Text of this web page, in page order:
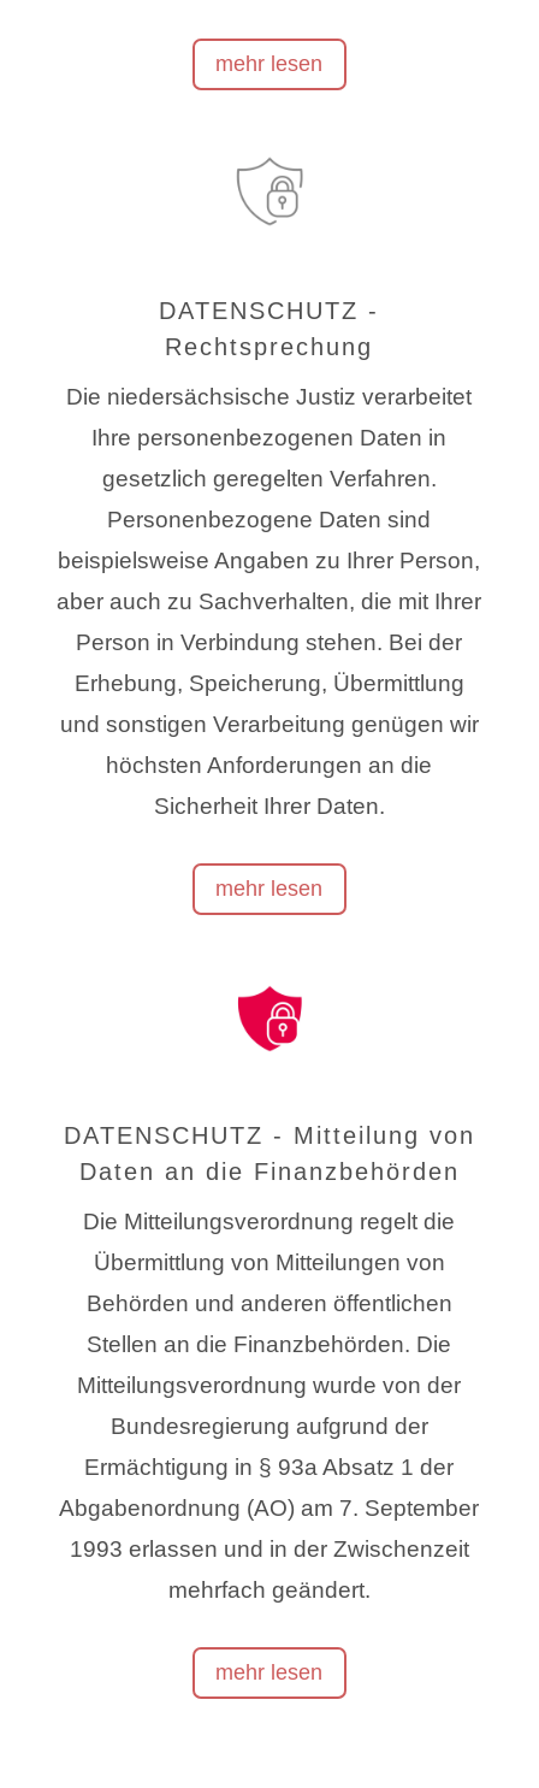
mehr lesen
DATENSCHUTZ -
Rechtsprechung
Die niedersächsische Justiz verarbeitet
Ihre personenbezogenen Daten in
gesetzlich geregelten Verfahren.
Personenbezogene Daten sind
beispielsweise Angaben zu Ihrer Person,
aber auch zu Sachverhalten, die mit Ihrer
Person in Verbindung stehen. Bei der
Erhebung, Speicherung, Übermittlung
und sonstigen Verarbeitung genügen wir
höchsten Anforderungen an die
Sicherheit Ihrer Daten.
mehr lesen
DATENSCHUTZ - Mitteilung von
Daten an die Finanzbehörden
Die Mitteilungsverordnung regelt die
Übermittlung von Mitteilungen von
Behörden und anderen öffentlichen
Stellen an die Finanzbehörden. Die
Mitteilungsverordnung wurde von der
Bundesregierung aufgrund der
Ermächtigung in § 93a Absatz 1 der
Abgabenordnung (AO) am 7. September
1993 erlassen und in der Zwischenzeit
mehrfach geändert.
mehr lesen